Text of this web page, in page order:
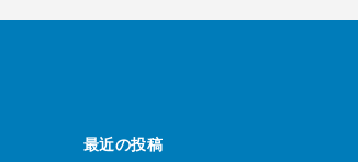
最近の投稿